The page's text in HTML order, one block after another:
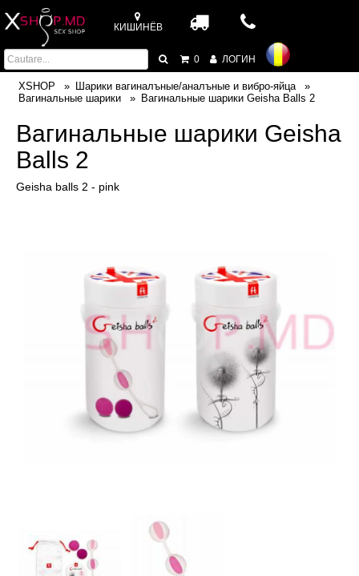
КИШИНЁВ
0 ЛОГИН
XSHOP
Шарики вагиналъные/аналъные и вибро-яйца
Вагинальные шарики
Вагинальные шарики Geisha Balls 2
Вагинальные шарики Geisha
Balls 2
Geisha balls 2 - pink